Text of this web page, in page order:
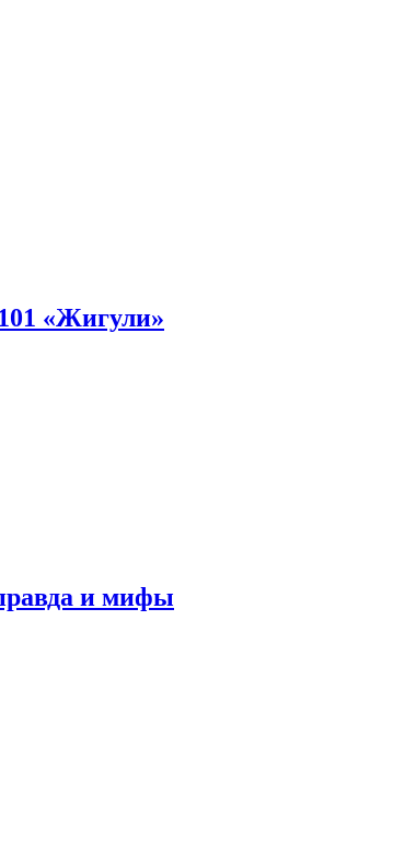
«Жигули»
и мифы